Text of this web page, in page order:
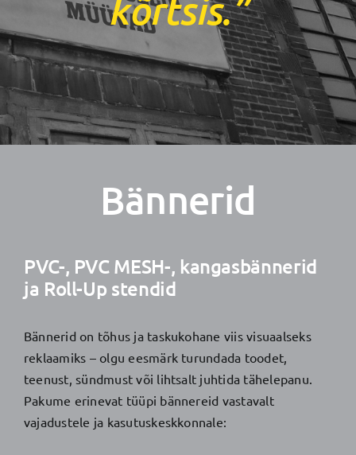
kõrtsis.”
Bännerid
PVC-, PVC MESH-, kangasbännerid
ja Roll-Up stendid
Bännerid on tõhus ja taskukohane viis visuaalseks
reklaamiks – olgu eesmärk turundada toodet,
teenust, sündmust või lihtsalt juhtida tähelepanu.
Pakume erinevat tüüpi bännereid vastavalt
vajadustele ja kasutuskeskkonnale: